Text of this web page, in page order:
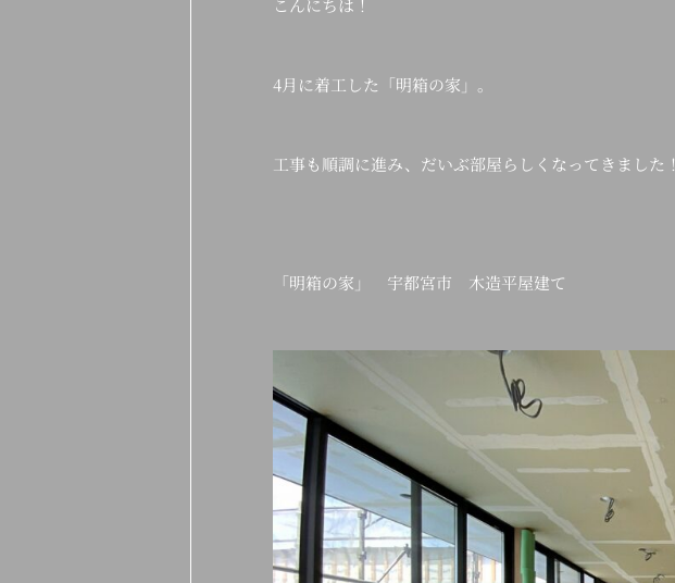
こんにちは！
4月に着工した「明箱の家」。
工事も順調に進み、だいぶ部屋らしくなってきました！
「明箱の家」 宇都宮市 木造平屋建て